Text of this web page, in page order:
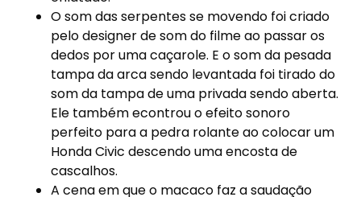
O som das serpentes se movendo foi criado
pelo designer de som do filme ao passar os
dedos por uma caçarole. E o som da pesada
tampa da arca sendo levantada foi tirado do
som da tampa de uma privada sendo aberta.
Ele também econtrou o efeito sonoro
perfeito para a pedra rolante ao colocar um
Honda Civic descendo uma encosta de
cascalhos.
A cena em que o macaco faz a saudação